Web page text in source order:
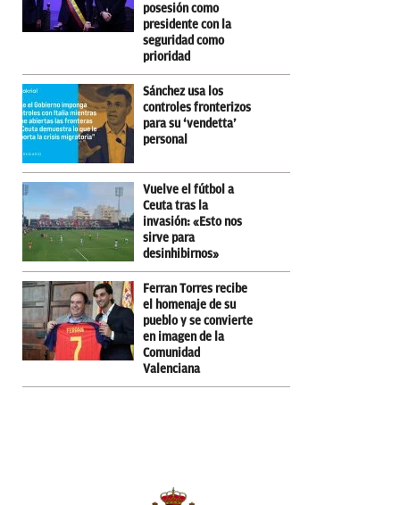
posesión como
presidente con la
seguridad como
prioridad
Sánchez usa los
controles fronterizos
para su ‘vendetta’
personal
Vuelve el fútbol a
Ceuta tras la
invasión: «Esto nos
sirve para
desinhibirnos»
Ferran Torres recibe
el homenaje de su
pueblo y se convierte
en imagen de la
Comunidad
Valenciana